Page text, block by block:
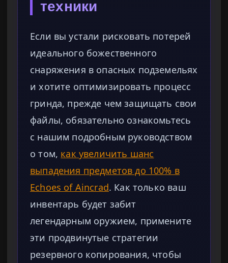
техники
Если вы устали рисковать потерей
идеального божественного
снаряжения в опасных подземельях
и хотите оптимизировать процесс
гринда, прежде чем защищать свои
файлы, обязательно ознакомьтесь
с нашим подробным руководством
о том, как увеличить шанс
выпадения предметов до 100% в
Echoes of Aincrad. Как только ваш
инвентарь будет забит
легендарным оружием, примените
эти продвинутые стратегии
резервного копирования, чтобы